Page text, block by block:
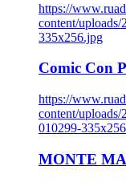
https://
content/
335x256.jpg
Comic Con
https://
content/uploads/
010299-
MONTE